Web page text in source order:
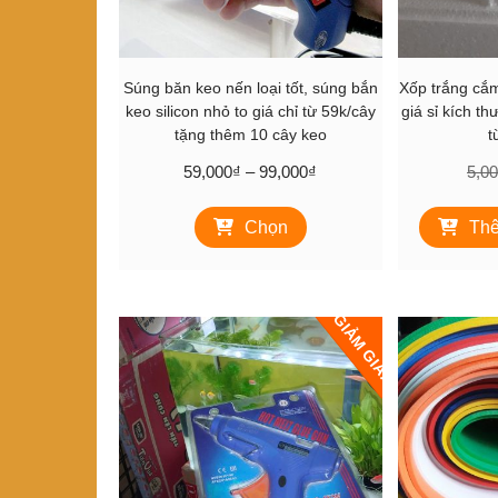
Súng băn keo nến loại tốt, súng bắn
keo silicon nhỏ to giá chỉ từ 59k/cây
tặng thêm 10 cây keo
59,000₫ – 99,000₫
Chọn
phẩm
biến
thể.
Các
tùy
chọn
có
thể
được
Xốp trắng
giá sỉ kích
GIẢM GIÁ!